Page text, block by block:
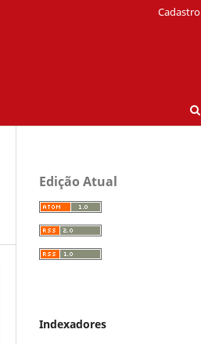
Cadastro
Edição Atual
Indexadores